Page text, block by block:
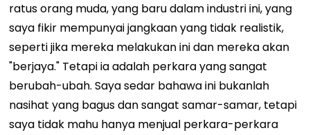
ratus orang muda, yang baru dalam industri ini, yang
saya fikir mempunyai jangkaan yang tidak realistik,
seperti jika mereka melakukan ini dan mereka akan
"berjaya." Tetapi ia adalah perkara yang sangat
berubah-ubah. Saya sedar bahawa ini bukanlah
nasihat yang bagus dan sangat samar-samar, tetapi
saya tidak mahu hanya menjual perkara-perkara